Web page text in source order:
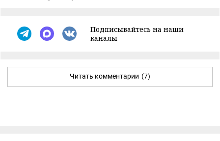
Подписывайтесь на наши
каналы
Читать комментарии (7)